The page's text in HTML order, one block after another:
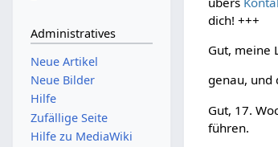
dich! +++
Gut, meine
genau, und
Gut, 17.
führen.
Administratives
Neue Artikel
Neue Bilder
Hilfe
Zufällige Seite
Hilfe zu MediaWiki